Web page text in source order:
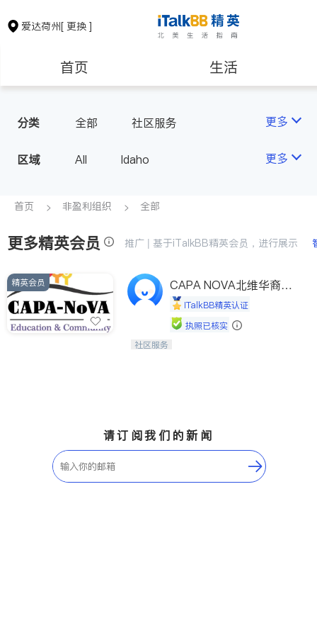
爱达荷州[ 更换 ]
首页 生活
房地产租售
教育
非盈利组织
分类 全部 社区服务 更多
区域 All Idaho 更多
首页 非盈利组织 全部
更多精英会员 推广 | 基于iTalkBB精英会员，进行展示
精英会员
CAPA NOVA北维华裔家
长会iTalkBB精英认证
执照已核实
连接家长与社会，赋能孩子与下一代，
社区服务
请订阅我们的新闻